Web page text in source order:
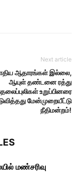
Next article
ஆதாரங்கள் இல்லை,
ஆயுள் தண்டனை ரத்து
உறுப்பினரை
மேன்முறையீட்டு
நீதிமன்றம்!
மண்சரிவு